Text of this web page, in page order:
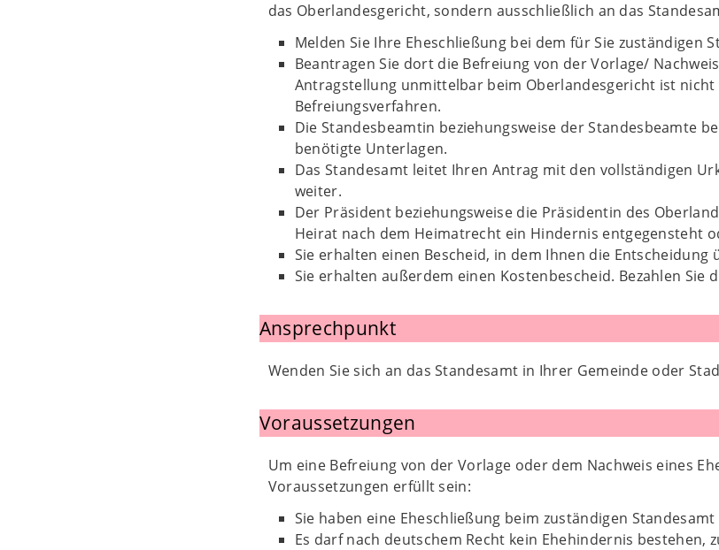
das Oberlandesgericht, sondern ausschließlich an das
Melden Sie Ihre Eheschließung bei dem für Sie zuständigen
Beantragen Sie dort die Befreiung von der Vorlage/
Antragstellung unmittelbar beim Oberlandesgericht ist
Befreiungsverfahren.
Die Standesbeamtin beziehungsweise der Standesbeamte
benötigte Unterlagen.
Das Standesamt leitet Ihren Antrag mit den vollständigen
weiter.
Der Präsident beziehungsweise die Präsidentin des
Heirat nach dem Heimatrecht ein Hindernis entgegensteht
Sie erhalten einen Bescheid, in dem Ihnen die
Sie erhalten außerdem einen Kostenbescheid. Bezahlen Sie
Ansprechpunkt
Wenden Sie sich an das Standesamt in Ihrer Gemeinde oder
Voraussetzungen
Um eine Befreiung von der Vorlage oder dem Nachweis eines
Voraussetzungen erfüllt sein:
Sie haben eine Eheschließung beim zuständigen
Es darf nach deutschem Recht kein Ehehindernis bestehen,